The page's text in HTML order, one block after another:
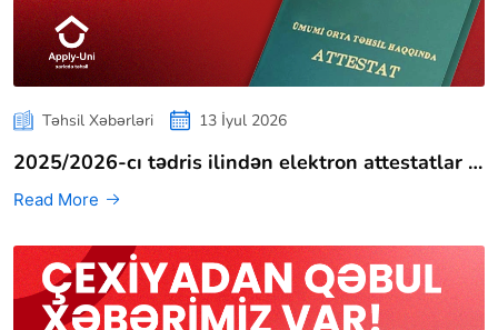
Təhsil Xəbərləri 13 İyul 2026
2025/2026-cı tədris ilindən elektron attestatlar …
Read More